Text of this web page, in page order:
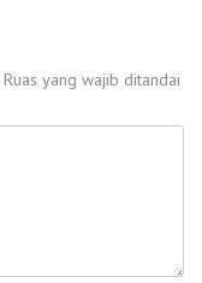
Ruas yang wajib ditandai